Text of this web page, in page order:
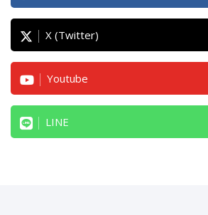
มที่มุ่งสู่การสร้างสังคมที่ยั่งยืน
เกี่ยวกับเอ็นเอ็กซ์ กรุ๊ป :
https://drive.google.com/file/d/
NrR5LREgGeafNkEdaAmV- /
เว็บไซต์อย่างเป็นทางการของเอ็นเอ็
w.nipponexpress.com/
X (Twitter)
Youtube
LINE